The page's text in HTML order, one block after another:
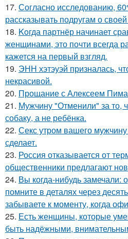
17. Согласно исследованию,
рассказывать подругам о
18. Koгда партнёр начинает
женщинами, это почти всегда
кажется на первый взгляд.
19. ЭНН хэтэуэй призналась,
некрасивой.
20. Прощание с Алексеем
21. Мужчину "Отменили" за то,
собаку, а не ребёнка.
22. Секс утром вашего
сделает.
23. Россия отказывается от
общественники предлагают
24. Вы когда-нибудь замечали:
помните в деталях через
забываете к моменту, когда
25. Есть женщины, которые
быть надёжными,